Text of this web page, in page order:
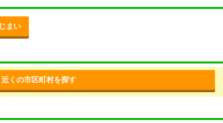
まい
近くの市区町村を探す